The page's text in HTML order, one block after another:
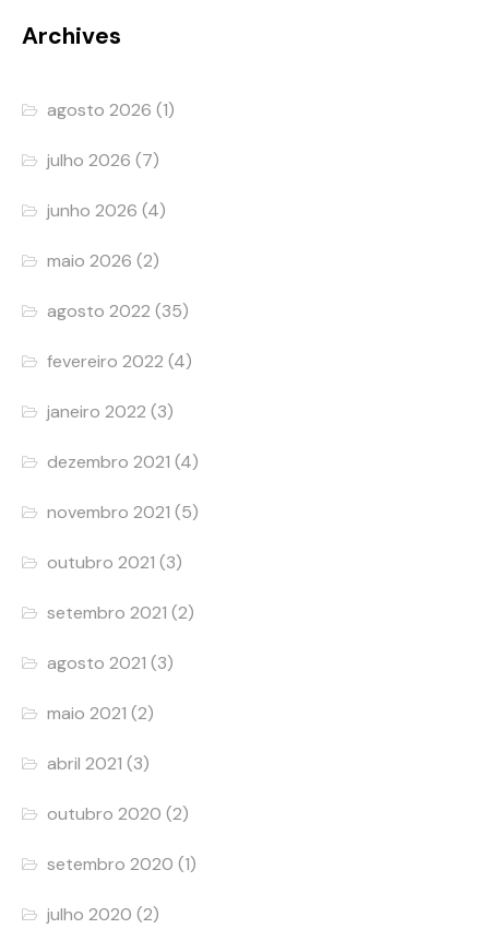
Archives
agosto 2026 (1)
julho 2026 (7)
junho 2026 (4)
maio 2026 (2)
agosto 2022 (35)
fevereiro 2022 (4)
janeiro 2022 (3)
dezembro 2021 (4)
novembro 2021 (5)
outubro 2021 (3)
setembro 2021 (2)
agosto 2021 (3)
maio 2021 (2)
abril 2021 (3)
outubro 2020 (2)
setembro 2020 (1)
julho 2020 (2)